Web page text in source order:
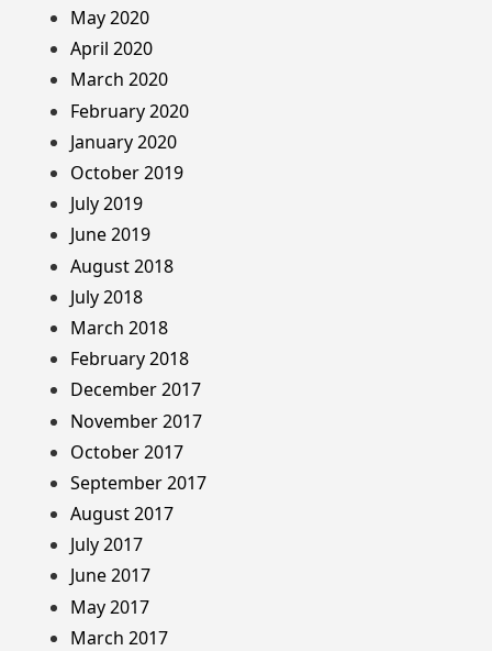
May 2020
April 2020
March 2020
February 2020
January 2020
October 2019
July 2019
June 2019
August 2018
July 2018
March 2018
February 2018
December 2017
November 2017
October 2017
September 2017
August 2017
July 2017
June 2017
May 2017
March 2017